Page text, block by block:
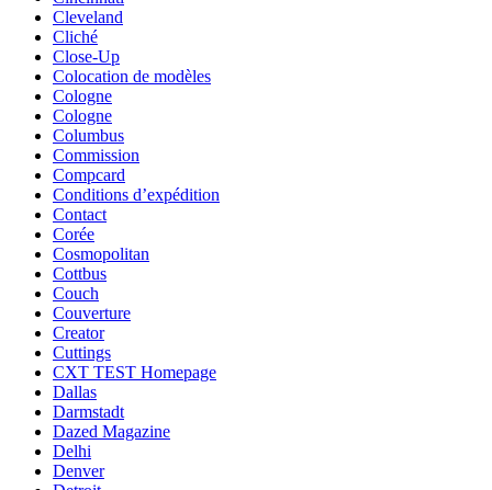
Cleveland
Cliché
Close-Up
Colocation de modèles
Cologne
Cologne
Columbus
Commission
Compcard
Conditions d’expédition
Contact
Corée
Cosmopolitan
Cottbus
Couch
Couverture
Creator
Cuttings
CXT TEST Homepage
Dallas
Darmstadt
Dazed Magazine
Delhi
Denver